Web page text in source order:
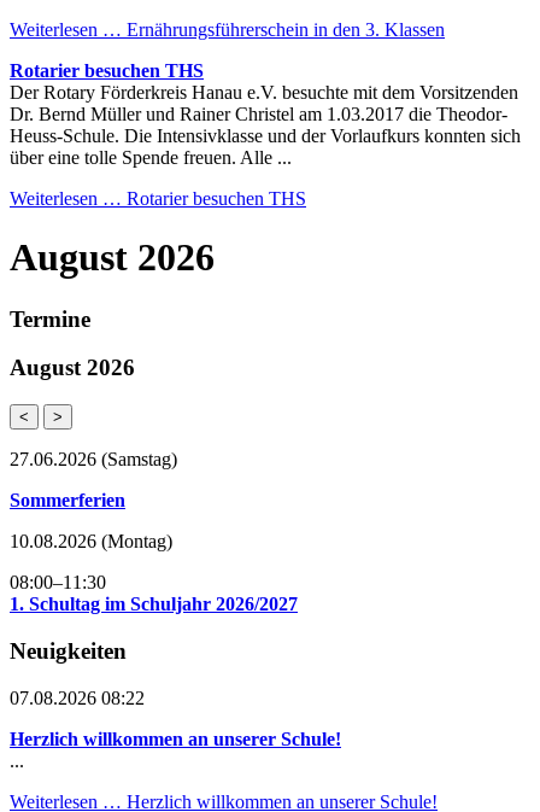
Weiterlesen … Ernährungsführerschein in den 3. Klassen
Rotarier besuchen THS
Der Rotary Förderkreis Hanau e.V. besuchte mit dem Vorsitzenden
Dr. Bernd Müller und Rainer Christel am 1.03.2017 die Theodor-
Heuss-Schule. Die Intensivklasse und der Vorlaufkurs konnten sich
über eine tolle Spende freuen. Alle ...
Weiterlesen … Rotarier besuchen THS
August 2026
Termine
August 2026
< >
27.06.2026 (Samstag)
Sommerferien
10.08.2026 (Montag)
08:00–11:30
1. Schultag im Schuljahr 2026/2027
Neuigkeiten
07.08.2026 08:22
Herzlich willkommen an unserer Schule!
...
Weiterlesen … Herzlich willkommen an unserer Schule!